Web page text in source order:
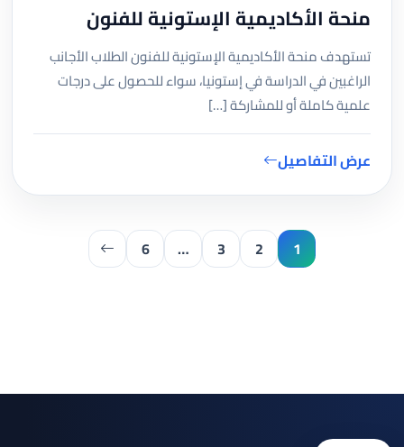
منحة الأكاديمية الإستونية للفنون
تستهدف منحة الأكاديمية الإستونية للفنون الطلاب الأجانب
الراغبين في الدراسة في إستونيا، سواء للحصول على درجات
علمية كاملة أو للمشاركة […]
عرض التفاصيل
1
2
3
…
6